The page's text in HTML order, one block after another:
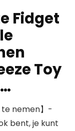
Fidget
Toy
te nemen】-
bent, je kunt